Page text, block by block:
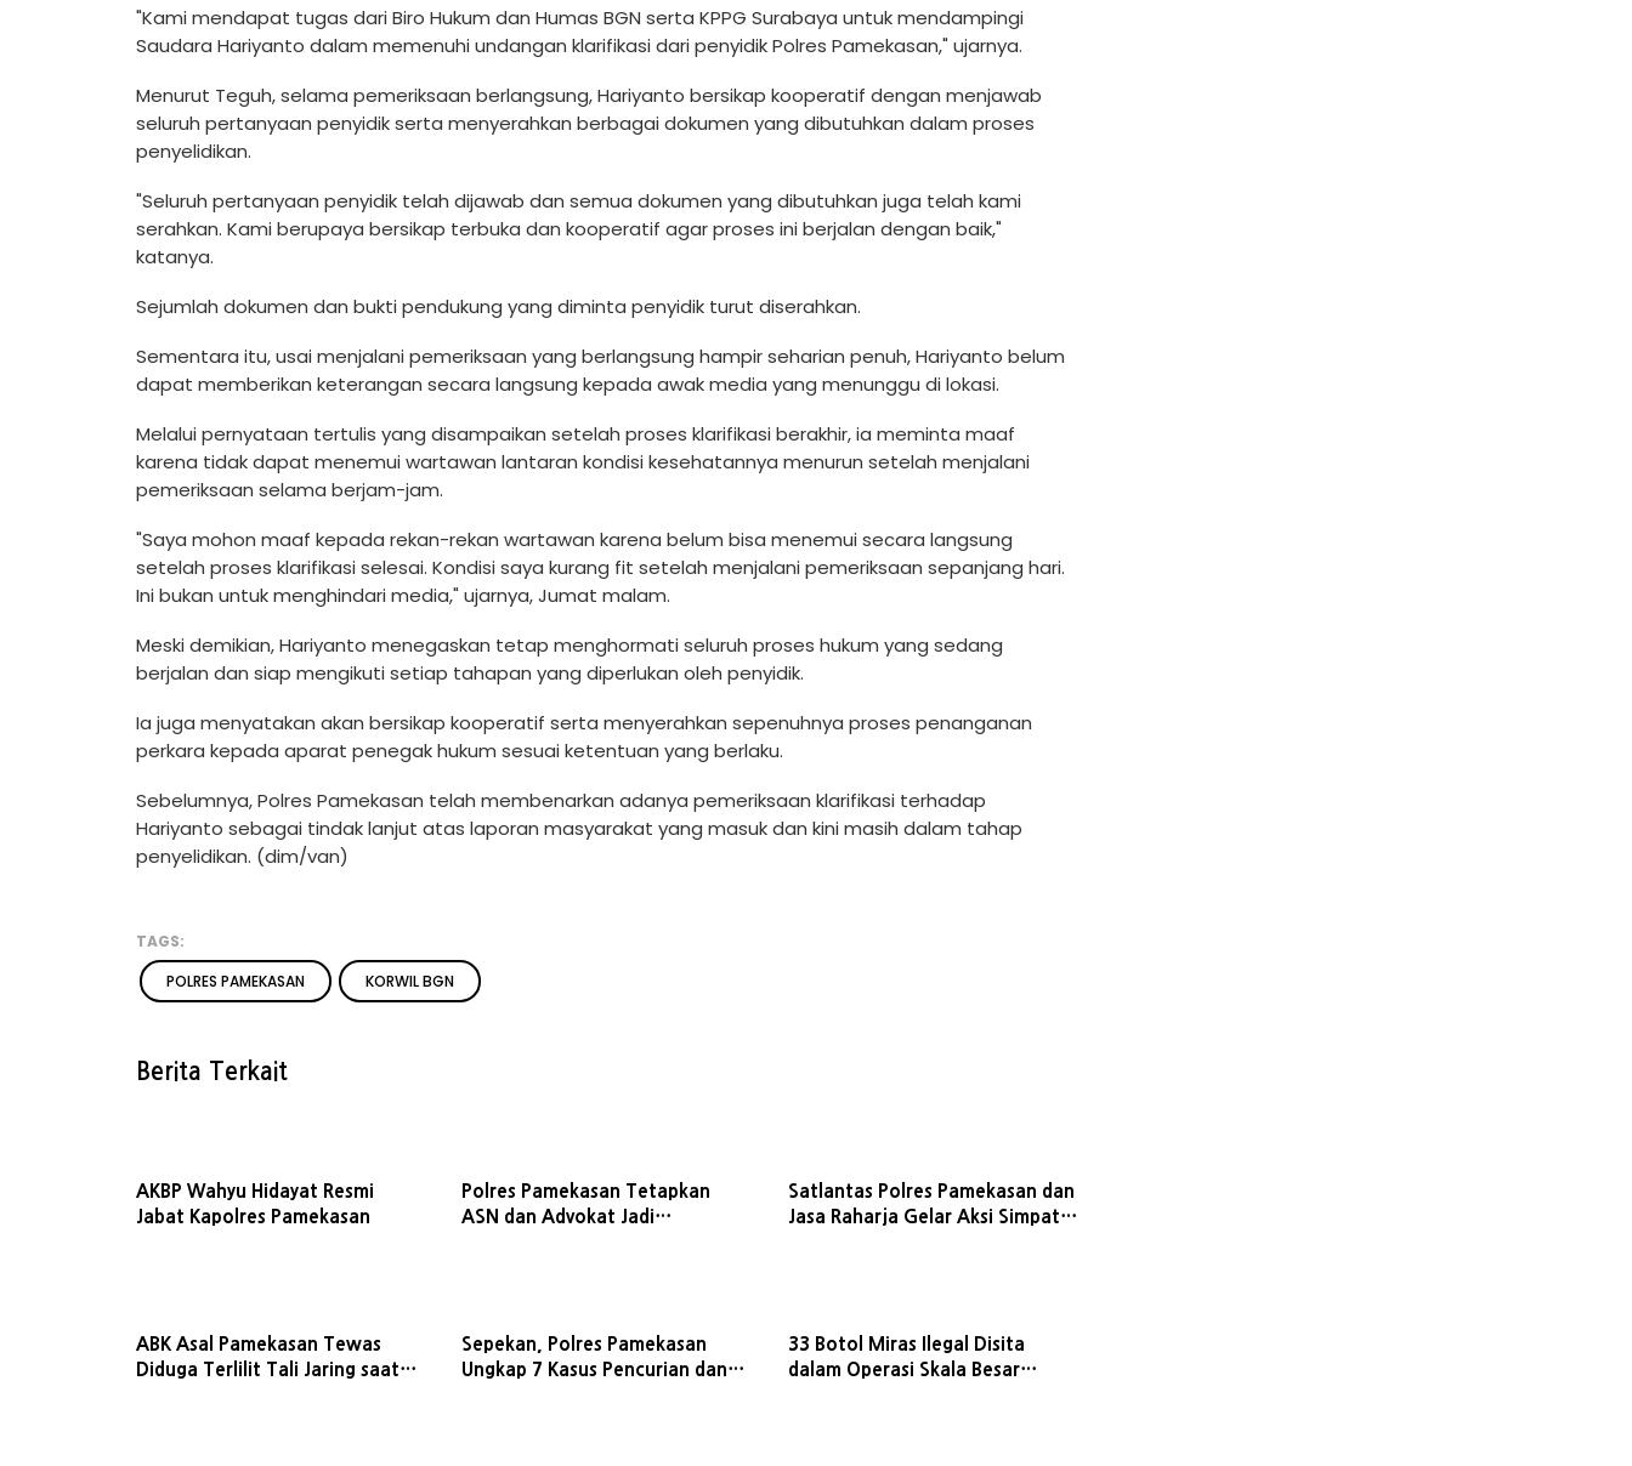
"Kami mendapat tugas dari Biro Hukum dan Humas BGN serta KPPG Surabaya untuk mendampingi
Saudara Hariyanto dalam memenuhi undangan klarifikasi dari penyidik Polres Pamekasan," ujarnya.
Menurut Teguh, selama pemeriksaan berlangsung, Hariyanto bersikap kooperatif dengan menjawab
seluruh pertanyaan penyidik serta menyerahkan berbagai dokumen yang dibutuhkan dalam proses
penyelidikan.
"Seluruh pertanyaan penyidik telah dijawab dan semua dokumen yang dibutuhkan juga telah kami
serahkan. Kami berupaya bersikap terbuka dan kooperatif agar proses ini berjalan dengan baik,"
katanya.
Sejumlah dokumen dan bukti pendukung yang diminta penyidik turut diserahkan.
Sementara itu, usai menjalani pemeriksaan yang berlangsung hampir seharian penuh, Hariyanto belum
dapat memberikan keterangan secara langsung kepada awak media yang menunggu di lokasi.
Melalui pernyataan tertulis yang disampaikan setelah proses klarifikasi berakhir, ia meminta maaf
karena tidak dapat menemui wartawan lantaran kondisi kesehatannya menurun setelah menjalani
pemeriksaan selama berjam-jam.
"Saya mohon maaf kepada rekan-rekan wartawan karena belum bisa menemui secara langsung
setelah proses klarifikasi selesai. Kondisi saya kurang fit setelah menjalani pemeriksaan sepanjang hari.
Ini bukan untuk menghindari media," ujarnya, Jumat malam.
Meski demikian, Hariyanto menegaskan tetap menghormati seluruh proses hukum yang sedang
berjalan dan siap mengikuti setiap tahapan yang diperlukan oleh penyidik.
Ia juga menyatakan akan bersikap kooperatif serta menyerahkan sepenuhnya proses penanganan
perkara kepada aparat penegak hukum sesuai ketentuan yang berlaku.
Sebelumnya, Polres Pamekasan telah membenarkan adanya pemeriksaan klarifikasi terhadap
Hariyanto sebagai tindak lanjut atas laporan masyarakat yang masuk dan kini masih dalam tahap
penyelidikan. (dim/van)
TAGS:
POLRES PAMEKASAN
KORWIL BGN
Berita Terkait
AKBP Wahyu Hidayat Resmi
Jabat Kapolres Pamekasan
Polres Pamekasan Tetapkan
ASN dan Advokat Jadi
Satlantas Polres Pamekasan dan
Jasa Raharja Gelar Aksi Simpatik
ABK Asal Pamekasan Tewas
Diduga Terlilit Tali Jaring saat
Sepekan, Polres Pamekasan
Ungkap 7 Kasus Pencurian dan
33 Botol Miras Ilegal Disita
dalam Operasi Skala Besar